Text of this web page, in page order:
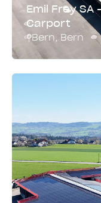
Emil Frey
Carport
Bern, Bern